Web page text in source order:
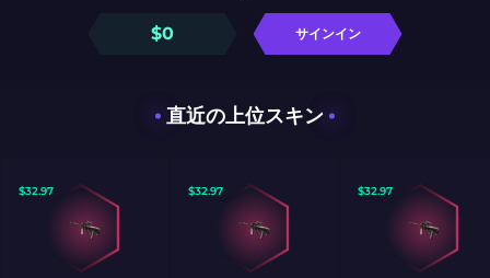
$0 サインイン
直近の上位スキン
$32.97 $32.97 $32.97